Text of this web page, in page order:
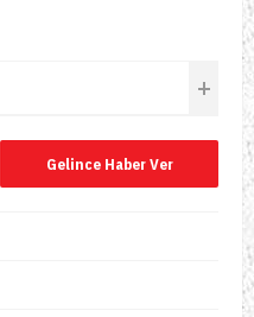
Gelince Haber Ver